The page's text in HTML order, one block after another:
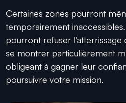
Certaines zones pourront
temporairement
pourront refuser l'atterrissage
se montrer particulièrement
obligeant à gagner leur
poursuivre votre mission.